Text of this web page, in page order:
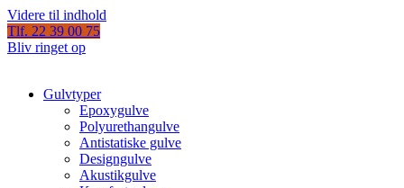
Videre til indhold
Tlf. 22 39 00 75
Bliv ringet op
Gulvtyper
Epoxygulve
Polyurethangulve
Antistatiske gulve
Designgulve
Akustikgulve